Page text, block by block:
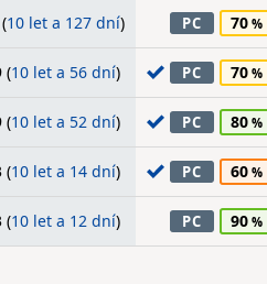
10 let a 127 dní) PC 70
(10 let a 56 dní) PC 70
(10 let a 52 dní) PC 80
(10 let a 14 dní) PC 60
(10 let a 12 dní) PC 90